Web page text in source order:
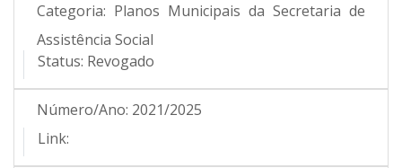
Categoria: Planos Municipais da Secretaria de
Assistência Social
Status: Revogado
Número/Ano: 2021/2025
Link: